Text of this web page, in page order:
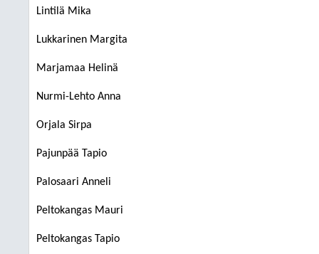
Lintilä Mika
Lukkarinen Margita
Marjamaa Helinä
Nurmi-Lehto Anna
Orjala Sirpa
Pajunpää Tapio
Palosaari Anneli
Peltokangas Mauri
Peltokangas Tapio